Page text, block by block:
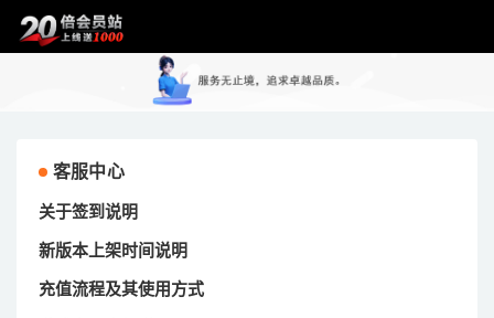
客服中心
关于签到说明
新版本上架时间说明
充值流程及其使用方式